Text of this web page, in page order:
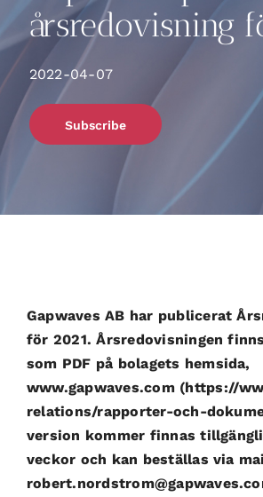
årsredovisning
2022-04-07
Subscribe
Gapwaves AB har publicerat
för 2021. Årsredovisningen
som PDF på bolagets hemsida,
www.gapwaves.com (https://
relations/rapporter-och-
version kommer finnas
veckor och kan beställas via